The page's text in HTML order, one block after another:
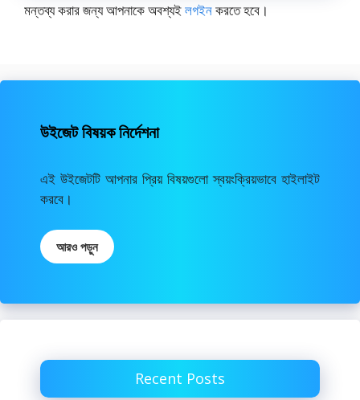
মন্তব্য করার জন্য আপনাকে অবশ্যইলগইনকরতে হবে।
উইজেট বিষয়ক নির্দেশনা
এই উইজেটটি আপনার প্রিয় বিষয়গুলো স্বয়ংক্রিয়ভাবে হাইলাইট
করবে।
আরও পড়ুন
Recent Posts